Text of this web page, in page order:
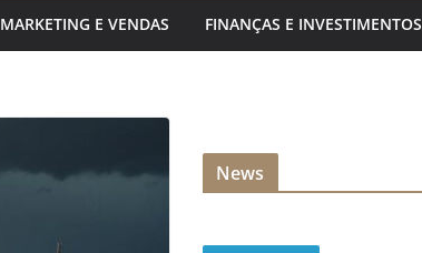
MARKETING E VENDAS FINANÇAS E INVESTIMENTOS
News